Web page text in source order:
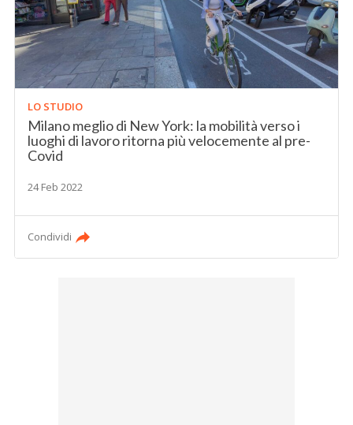
LO STUDIO
Milano meglio di New York: la mobilità verso i
luoghi di lavoro ritorna più velocemente al pre-
Covid
24 Feb 2022
Condividi